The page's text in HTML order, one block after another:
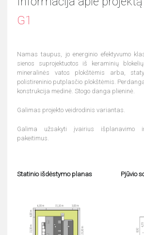
G1
Namas taupus, jo energinio efektyvumo
sienos suprojektuotos iš keraminių
mineralinės vatos plokštėmis arba,
polistireninio putplasčio plokštėmis.
konstrukcija medinė. Stogo danga plieninė.
Galimas projekto veidrodinis variantas.
Galima užsakyti įvairius išplanavimo
pakeitimus.
Statinio išdėstymo planas Pjūvio